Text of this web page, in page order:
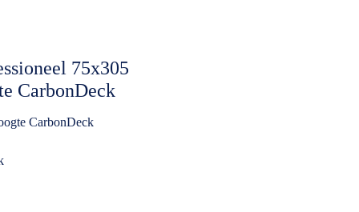
75x305
CarbonDeck
CarbonDeck